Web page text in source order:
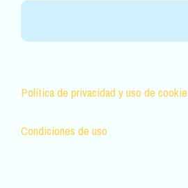
Política de privacidad y uso de cookie
Condiciones de uso